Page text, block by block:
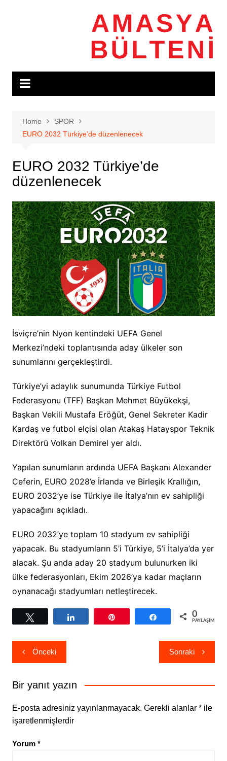
Home
SPOR
EURO 2032 Türkiye’de düzenlenecek
EURO 2032 Türkiye’de
düzenlenecek
İsviçre’nin Nyon kentindeki UEFA Genel
Merkezi’ndeki toplantısında aday ülkeler son
sunumlarını gerçekleştirdi.
Türkiye’yi adaylık sunumunda Türkiye Futbol
Federasyonu (TFF) Başkan Mehmet Büyükekşi,
Başkan Vekili Mustafa Eröğüt, Genel Sekreter Kadir
Kardaş ve futbol elçisi olan Atakaş Hatayspor Teknik
Direktörü Volkan Demirel yer aldı.
Yapılan sunumların ardında UEFA Başkanı Alexander
Ceferin, EURO 2028’e İrlanda ve Birleşik Krallığın,
EURO 2032’ye ise Türkiye ile İtalya’nın ev sahipliği
yapacağını açıkladı.
EURO 2032’ye toplam 10 stadyum ev sahipliği
yapacak. Bu stadyumların 5’i Türkiye, 5’i İtalya’da yer
alacak. Şu anda aday 20 stadyum bulunurken iki
ülke federasyonları, Ekim 2026’ya kadar maçların
oynanacağı stadyumları netleştirecek.
Paylaş 0
PAYLAŞIMLAR
Yazı
gezinmesi
Önceki Sonraki
Bir yanıt yazın
E-posta adresiniz yayınlanmayacak. Gerekli alanlar *ile
işaretlenmişlerdir
Yorum *